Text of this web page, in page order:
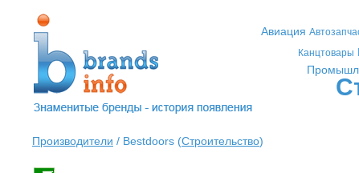
Авиация
Канцтовары
Производители / Bestdoors (Строительство)